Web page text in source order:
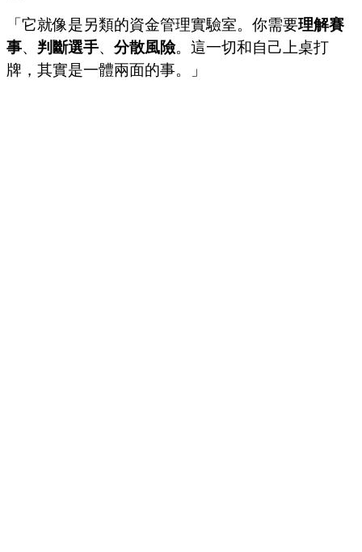
「它就像是另類的資金管理實驗室。你需要理解賽
事、 判斷選手、 分散風險。這一切和自己上桌打
牌，其實是一體兩面的事。」